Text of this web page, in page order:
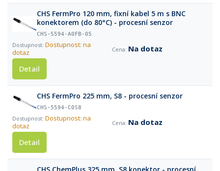
CHS FermPro 120 mm, fixní kabel 5 m s BNC
konektorem (do 80°C) - procesní senzor
CHS-5594-A0FB-05
Dostupnost: na
dotaz
Na dotaz
Detail
CHS FermPro 225 mm, S8 - procesní senzor
CHS-5594-C0S8
Dostupnost: na
dotaz
Na dotaz
Detail